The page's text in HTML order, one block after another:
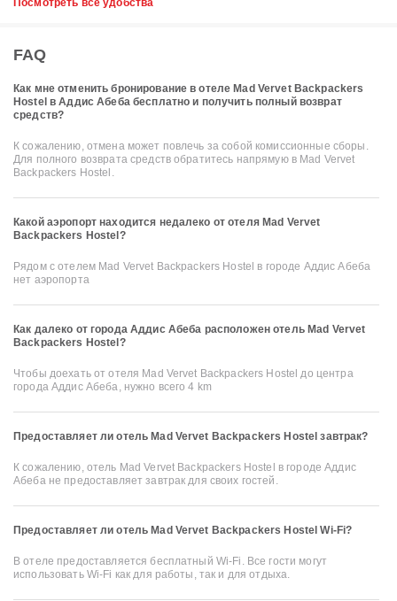
FAQ
Как мне отменить бронирование в отеле Mad Vervet Backpackers
Hostel в Аддис Абеба бесплатно и получить полный возврат
средств?
К сожалению, отмена может повлечь за собой комиссионные сборы.
Для полного возврата средств обратитесь напрямую в Mad Vervet
Backpackers Hostel.
Какой аэропорт находится недалеко от отеля Mad Vervet
Backpackers Hostel?
Рядом с отелем Mad Vervet Backpackers Hostel в городе Аддис Абеба
нет аэропорта
Как далеко от города Аддис Абеба расположен отель Mad Vervet
Backpackers Hostel?
Чтобы доехать от отеля Mad Vervet Backpackers Hostel до центра
города Аддис Абеба, нужно всего 4 km
Предоставляет ли отель Mad Vervet Backpackers Hostel завтрак?
К сожалению, отель Mad Vervet Backpackers Hostel в городе Аддис
Абеба не предоставляет завтрак для своих гостей.
Предоставляет ли отель Mad Vervet Backpackers Hostel Wi-Fi?
В отеле предоставляется бесплатный Wi-Fi. Все гости могут
использовать Wi-Fi как для работы, так и для отдыха.